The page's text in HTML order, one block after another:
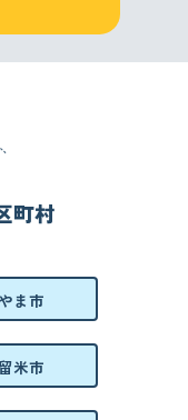
町村
ま市
米市